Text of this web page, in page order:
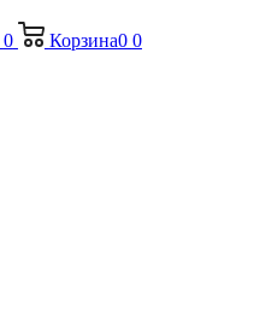
0 Корзина0 0